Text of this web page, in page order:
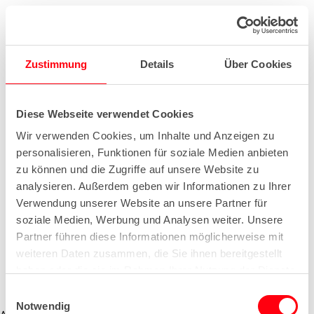
Zustimmung Details Über Cookies
Diese Webseite verwendet Cookies
Wir verwenden Cookies, um Inhalte und Anzeigen zu
personalisieren, Funktionen für soziale Medien anbieten
zu können und die Zugriffe auf unsere Website zu
analysieren. Außerdem geben wir Informationen zu Ihrer
Verwendung unserer Website an unsere Partner für
soziale Medien, Werbung und Analysen weiter. Unsere
Partner führen diese Informationen möglicherweise mit
weiteren Daten zusammen, die Sie ihnen bereitgestellt
Notwendig